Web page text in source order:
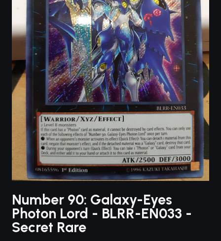
Number 90: Galaxy-Eyes
Photon Lord - BLRR-EN033 -
Secret Rare